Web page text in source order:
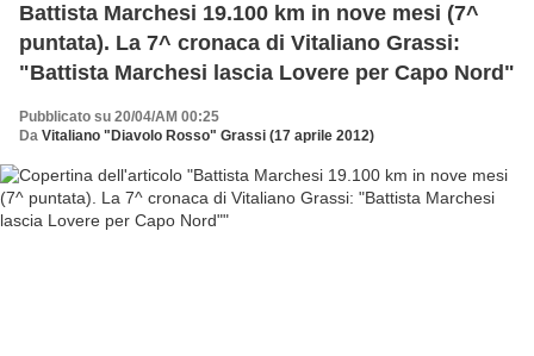
Battista Marchesi 19.100 km in nove mesi (7^
puntata). La 7^ cronaca di Vitaliano Grassi:
"Battista Marchesi lascia Lovere per Capo Nord"
Pubblicato su 20/04/AM 00:25
Da Vitaliano "Diavolo Rosso" Grassi (17 aprile 2012)